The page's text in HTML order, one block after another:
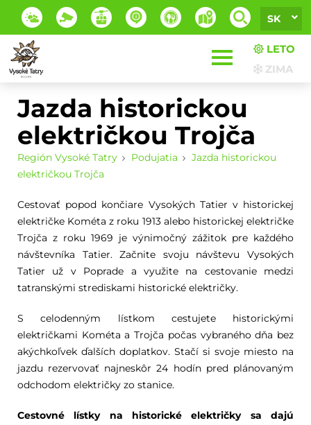
SK
LETO
ZIMA
Jazda historickou
električkou Trojča
Región Vysoké Tatry Podujatia
Jazda historickou
električkou Trojča
Cestovať popod končiare Vysokých Tatier v historickej
električke Kométa z roku 1913 alebo historickej električke
Trojča z roku 1969 je výnimočný zážitok pre každého
návštevníka Tatier. Začnite svoju návštevu Vysokých
Tatier už v Poprade a využite na cestovanie medzi
tatranskými strediskami historické električky.
S celodenným lístkom cestujete historickými
električkami Kométa a Trojča počas vybraného dňa bez
akýchkoľvek ďalších doplatkov. Stačí si svoje miesto na
jazdu rezervovať najneskôr 24 hodín pred plánovaným
odchodom električky zo stanice.
Cestovné lístky na historické električky sa dajú